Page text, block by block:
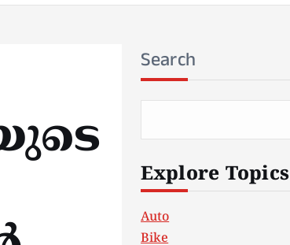
Search
Explore Topics
Auto
Bike